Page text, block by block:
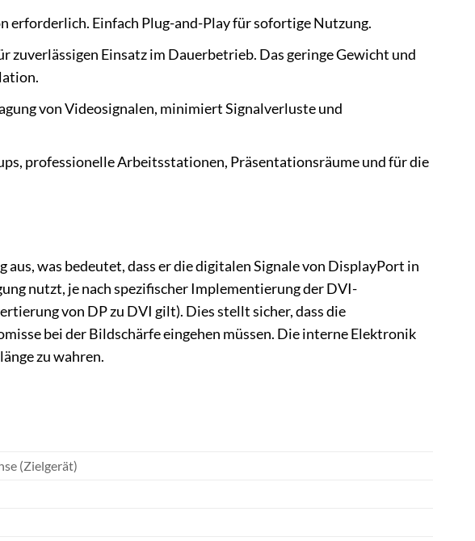
erforderlich. Einfach Plug-and-Play für sofortige Nutzung.
zuverlässigen Einsatz im Dauerbetrieb. Das geringe Gewicht und
von Videosignalen, minimiert Signalverluste und
professionelle Arbeitsstationen, Präsentationsräume und für die
was bedeutet, dass er die digitalen Signale von DisplayPort in
nutzt, je nach spezifischer Implementierung der DVI-
von DP zu DVI gilt). Dies stellt sicher, dass die
bei der Bildschärfe eingehen müssen. Die interne Elektronik
zu wahren.
(Zielgerät)